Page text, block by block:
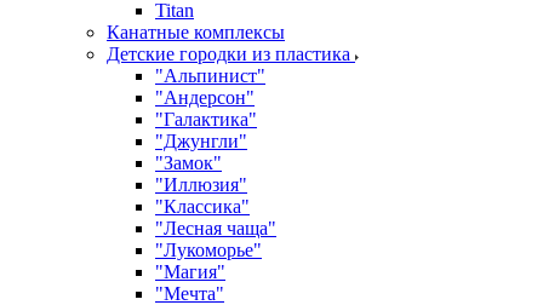
Titan
Канатные комплексы
Детские городки из пластика
"Альпинист"
"Андерсон"
"Галактика"
"Джунгли"
"Замок"
"Иллюзия"
"Классика"
"Лесная чаща"
"Лукоморье"
"Магия"
"Мечта"